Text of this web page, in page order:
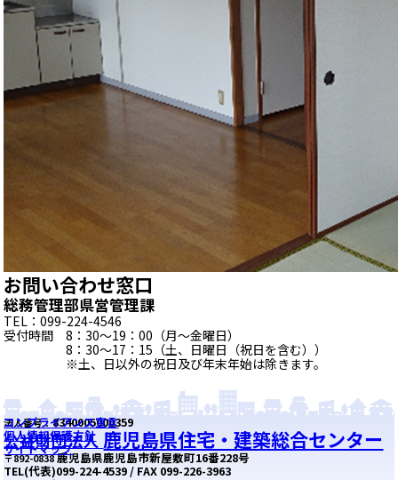
お問い合わせ窓口
総務管理部県営管理課
TEL：099-224-4546
受付時間 8：30～19：00（月～金曜日）
8：30～17：15（土、日曜日（祝日を含む））
※土、日以外の祝日及び年末年始は除きます。
コンプライアンス宣言
個人情報保護方針
サイトマップ
法人番号：8340005000359
公益財団法人鹿児島県住宅・建築総合センター
〒892-0838鹿児島県鹿児島市新屋敷町16番228号
TEL(代表)099-224-4539 / FAX 099-226-3963